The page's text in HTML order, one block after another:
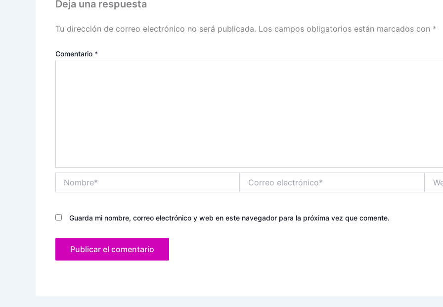
Deja una respuesta
Tu dirección de correo electrónico no será publicada. Los campos obligatorios están marcados con *
Comentario *
electrónico*
Guarda mi nombre, correo electrónico y web en este navegador para la próxima vez que comente.